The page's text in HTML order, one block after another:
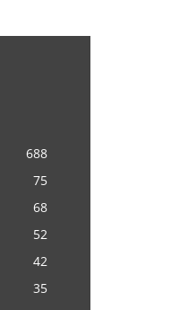
688
75
68
52
42
35